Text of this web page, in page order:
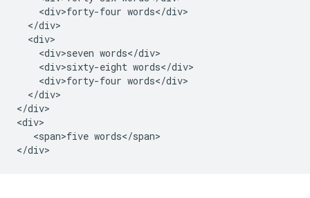
    <div>forty-four words</div>
  </div>
  <div>
    <div>seven words</div>
    <div>sixty-eight words</div>
    <div>forty-four words</div>
  </div>
</div>
<div>
   <span>five words</span>